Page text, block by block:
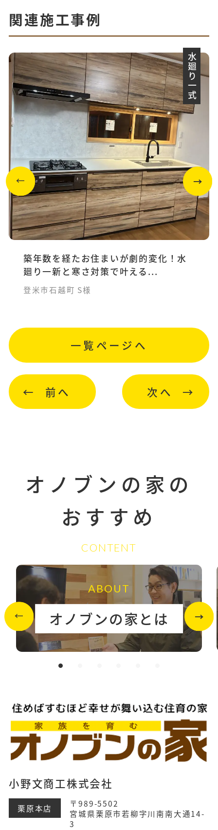
関連施工事例
水廻り一式
築年数を経たお住まいが劇的変化！水
廻り一新と寒さ対策で叶える...
登米市石越町 S様
前へ
一覧ページへ
次へ
オノブンの家の
おすすめ
CONTENT
ABOUT
オノブンの家とは
小野文商工株式会社
栗原本店
〒989-5502
宮城県栗原市若柳字川南南大通14-
3